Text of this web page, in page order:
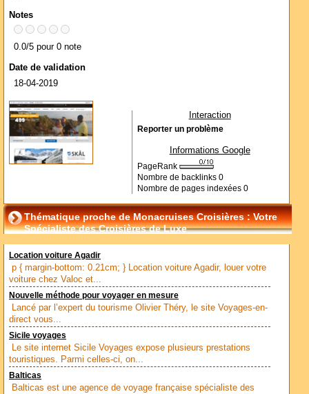
Notes
0.0/5 pour 0 note
Date de validation
18-04-2019
Interaction
Reporter un problème
Informations Google
PageRank
Nombre de backlinks 0
Nombre de pages indexées 0
Thématique proche de Monacruises Croisières : Votre
Spécialiste des Croisières de Luxe
Location voiture Agadir
p { margin-bottom: 0.21cm; } Location voiture Agadir, louer votre
voiture chez Valoc et...
Nouvelle méthode pour voyager en mesure
Lancé par l’expert du tourisme Olivier Théry, le site Voyages-en-
direct vous...
Sicile voyages
Le site internet Sicile Voyages expose plusieurs prestations
touristiques. Parmi celles-ci, on...
Balticas
Balticas est une agence de voyage française spécialiste des